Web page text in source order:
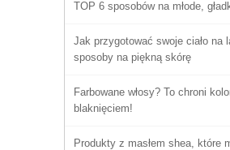
TOP 6 sposobów na młode,
Jak przygotować swoje ciało na
sposoby na piękną skórę
Farbowane włosy? To chroni
blaknięciem!
Produkty z masłem shea, które